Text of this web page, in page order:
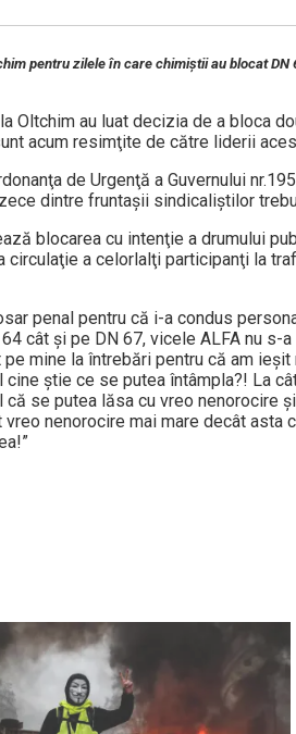
pentru zilele în care chimiştii au blocat DN
au luat decizia de a bloca
acum resimţite de către liderii
de Urgenţă a Guvernului
dintre fruntaşii sindicaliştilor
blocarea cu intenţie a drumului
a celorlalţi participanţi la
penal pentru că i-a condus
cât şi pe DN 67, vicele ALFA nu
mine la întrebări pentru că am
ştie ce se putea întâmpla?! La
se putea lăsa cu vreo nenorocire
nenorocire mai mare decât asta